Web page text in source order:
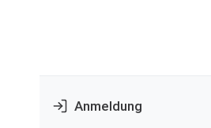
Anmeldung